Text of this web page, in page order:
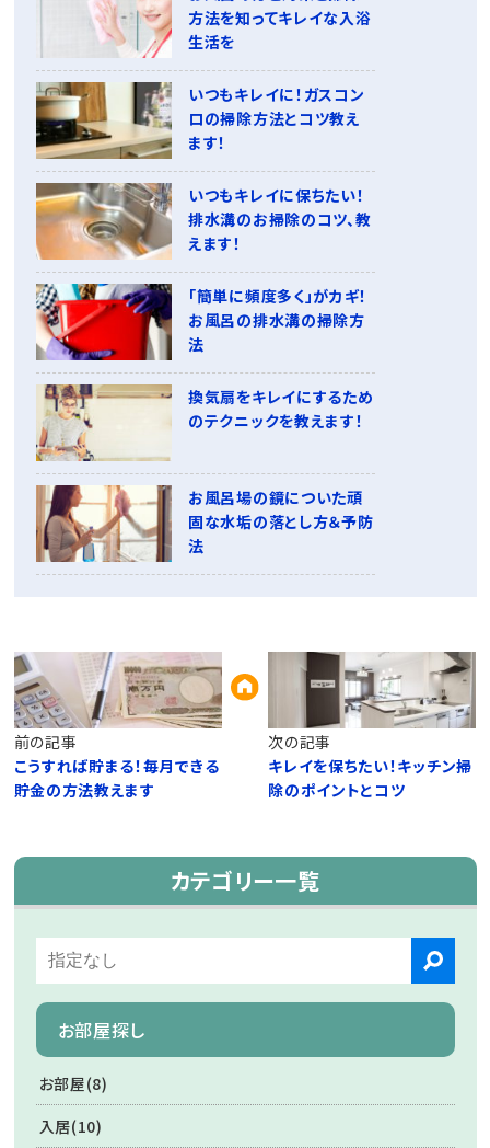
方法を知ってキレイな入浴
生活を
いつもキレイに！ガスコン
ロの掃除方法とコツ教え
ます！
いつもキレイに保ちたい！
排水溝のお掃除のコツ、教
えます！
「簡単に頻度多く」がカギ！
お風呂の排水溝の掃除方
法
換気扇をキレイにするため
のテクニックを教えます！
お風呂場の鏡についた頑
固な水垢の落とし方＆予防
法
前の記事
こうすれば貯まる！毎月できる
貯金の方法教えます
次の記事
キレイを保ちたい！キッチン掃
除のポイントとコツ
カテゴリー一覧
お部屋探し
お部屋(8)
入居(10)